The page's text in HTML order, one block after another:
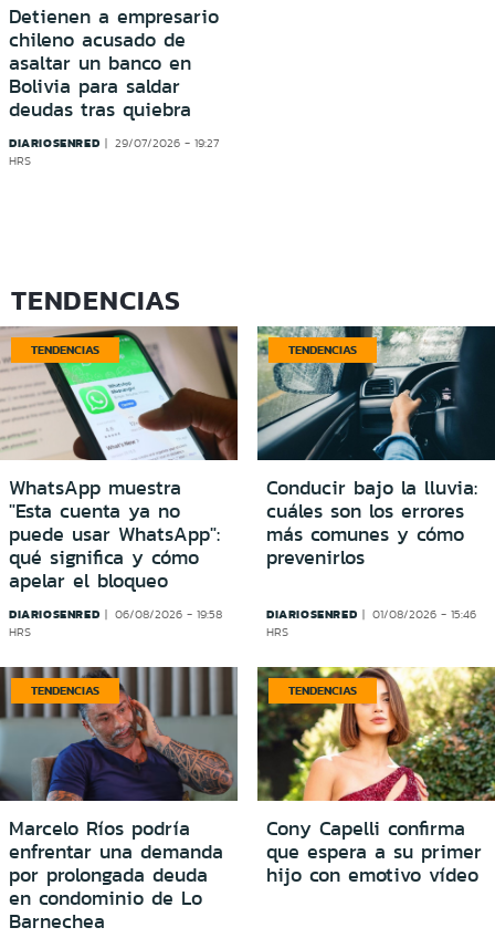
Detienen a empresario
chileno acusado de
asaltar un banco en
Bolivia para saldar
deudas tras quiebra
DIARIOSENRED
29/07/2026 - 19:27
HRS
TENDENCIAS
TENDENCIAS
WhatsApp muestra
"Esta cuenta ya no
puede usar WhatsApp":
qué significa y cómo
apelar el bloqueo
DIARIOSENRED
06/08/2026 - 19:58
HRS
TENDENCIAS
Conducir bajo la lluvia:
cuáles son los errores
más comunes y cómo
prevenirlos
DIARIOSENRED
01/08/2026 - 15:46
HRS
TENDENCIAS
Marcelo Ríos podría
enfrentar una demanda
por prolongada deuda
en condominio de Lo
Barnechea
TENDENCIAS
Cony Capelli confirma
que espera a su primer
hijo con emotivo vídeo